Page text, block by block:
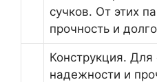
сучков. От этих
прочность и
Конструкция. Для
надежности и